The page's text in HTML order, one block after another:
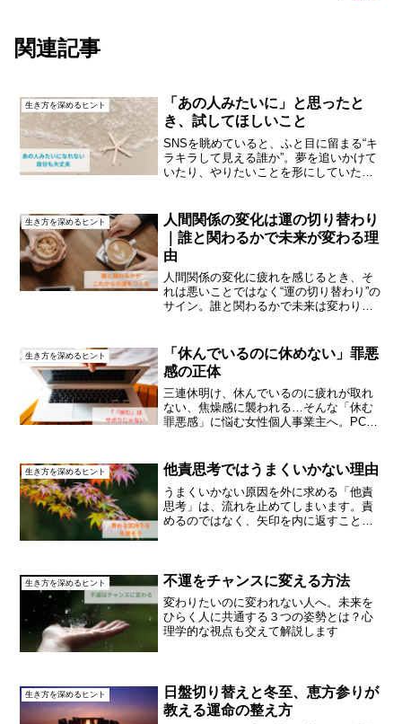
関連記事
生き方を深めるヒント
「あの人みたいに」と思ったと
き、試してほしいこと
SNSを眺めていると、ふと目に留まる“キ
ラキラして見える誰か”。夢を追いかけて
いたり、やりたいことを形にしていたり
に、自分がちっぽけに見えて、何も成し
遂げていないよう...
生き方を深めるヒント
人間関係の変化は運の切り替わり
｜誰と関わるかで未来が変わる理
由
人間関係の変化に疲れを感じるとき、そ
れは悪いことではなく“運の切り替わり”の
サイン。誰と関わるかで未来は変わりま
生き方を深めるヒント
「休んでいるのに休めない」罪悪
感の正体
三連休明け、休んでいるのに疲れが取れ
ない、焦燥感に襲われる…そんな「休む
罪悪感」に悩む女性個人事業主へ。PCを
いための考え方を解説します。
生き方を深めるヒント 他責思考ではうまくいかない理由
うまくいかない原因を外に求める「他責
思考」は、流れを止めてしまいます。責
めるのではなく、矢印を内に返すことで
生き方を深めるヒント 不運をチャンスに変える方法
変わりたいのに変われない人へ。未来を
ひらく人に共通する３つの姿勢とは？心
理学的な視点も交えて解説します
生き方を深めるヒント
日盤切り替えと冬至、恵方参りが
教える運命の整え方